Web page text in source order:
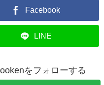
Facebook
LINE
をフォローする